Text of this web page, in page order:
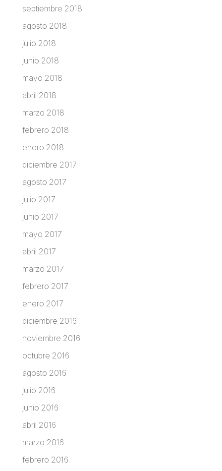
septiembre 2018
agosto 2018
julio 2018
junio 2018
mayo 2018
abril 2018
marzo 2018
febrero 2018
enero 2018
diciembre 2017
agosto 2017
julio 2017
junio 2017
mayo 2017
abril 2017
marzo 2017
febrero 2017
enero 2017
diciembre 2016
noviembre 2016
octubre 2016
agosto 2016
julio 2016
junio 2016
abril 2016
marzo 2016
febrero 2016